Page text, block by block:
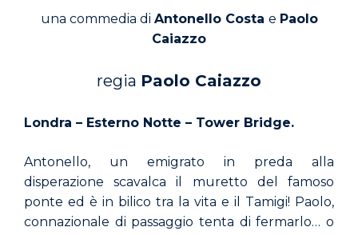
una commedia di Antonello Costa e Paolo
Caiazzo
regia Paolo Caiazzo
Londra – Esterno Notte – Tower Bridge.
Antonello, un emigrato in preda alla
disperazione scavalca il muretto del famoso
ponte ed è in bilico tra la vita e il Tamigi! Paolo,
connazionale di passaggio tenta di fermarlo… o